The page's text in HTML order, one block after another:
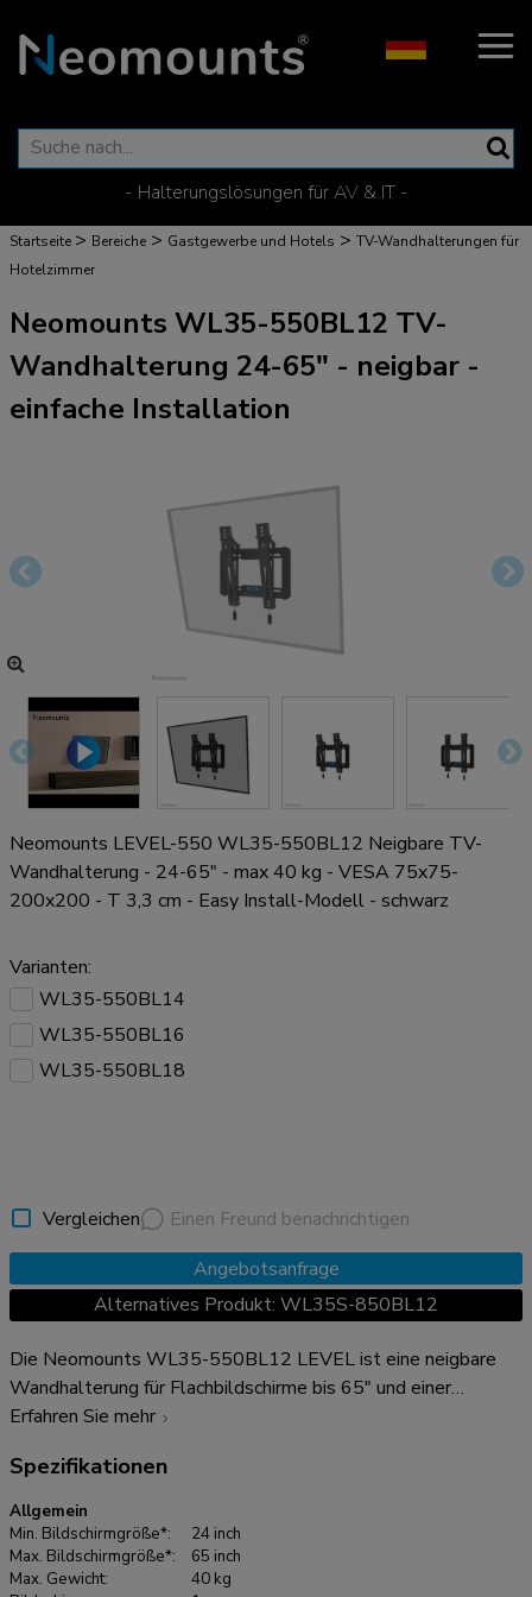
- Halterungslösungen für AV & IT -
Startseite > Bereiche > Gastgewerbe und Hotels > TV-Wandhalterungen für
Hotelzimmer
Neomounts WL35-550BL12 TV-
Wandhalterung 24-65" - neigbar -
einfache Installation
Neomounts LEVEL-550 WL35-550BL12 Neigbare TV-
Wandhalterung - 24-65" - max 40 kg - VESA 75x75-
200x200 - T 3,3 cm - Easy Install-Modell - schwarz
Varianten:
WL35-550BL14
WL35-550BL16
WL35-550BL18
Vergleichen
Einen Freund benachrichtigen
Angebotsanfrage
Alternatives Produkt: WL35S-850BL12
Die Neomounts WL35-550BL12 LEVEL ist eine neigbare
Wandhalterung für Flachbildschirme bis 65" und einer
maximalen Belastbarkeit von 40 kg. Die vielseitige
optimalen Betrachtungswinkel einzustellen. Die LEVEL-550
Wandhalterung hat eine Tiefe von 3,3 cm und eignet sich für
Bildschirme mit VESA-Lochmuster 75x75 bis 200x200 mm.
Die WL35-550BL12 verfügt über ein raffiniertes
magnetisches Pull & Release-System, mit dem Sie den
Erfahren Sie mehr
Spezifikationen
Allgemein
Min. Bildschirmgröße*:
24 inch
Max. Bildschirmgröße*:
65 inch
Max. Gewicht:
40 kg